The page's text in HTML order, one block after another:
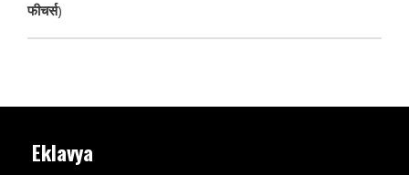
फीचर्स)
Eklavya